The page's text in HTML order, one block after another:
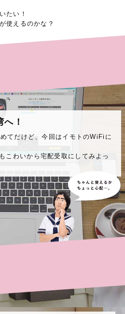
たい！
使えるのかな？
！
てだけど、今回はイモトのWiFiに
こわいから宅配受取にしてみよっ